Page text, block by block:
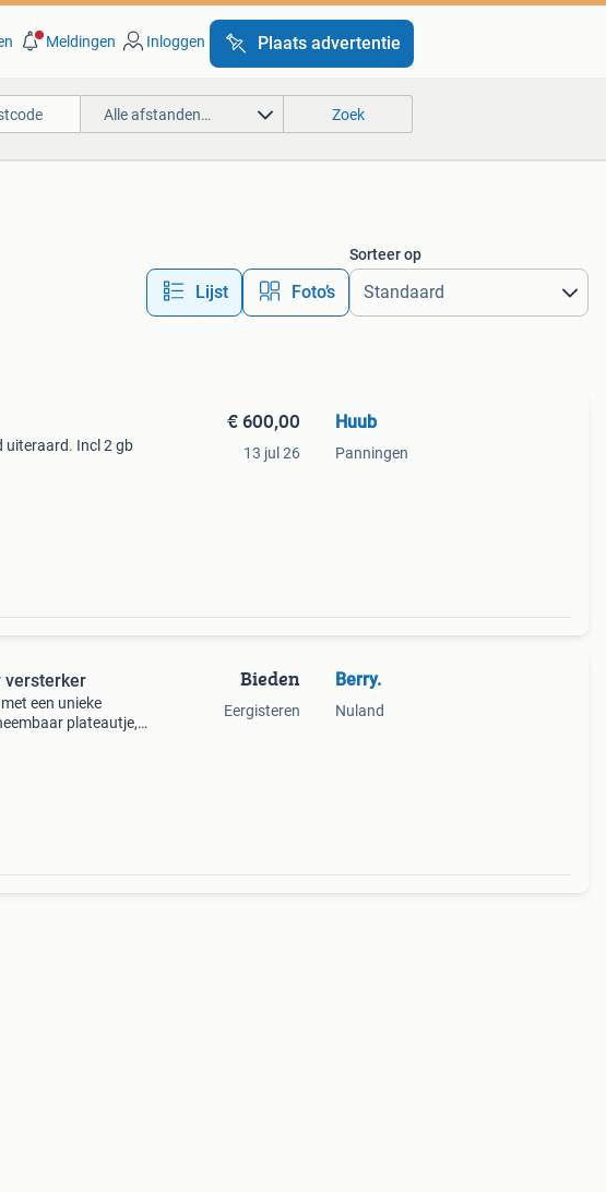
Meldingen Inloggen Plaats advertentie
Alle afstanden… Zoek
Lijst Foto’s
Sorteer op
uiteraard. Incl 2 gb
€ 600,00
13 jul 26
Huub
Panningen
versterker
een unieke
plateautje,
Bieden
Eergisteren
Berry.
Nuland